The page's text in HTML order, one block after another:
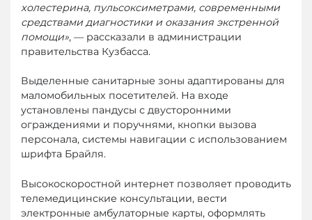
холестерина, пульсоксиметрами, современными
средствами диагностики и оказания экстренной
помощи», — рассказали в администрации
правительства Кузбасса.
Выделенные санитарные зоны адаптированы для
маломобильных посетителей. На входе
установлены пандусы с двусторонними
ограждениями и поручнями, кнопки вызова
персонала, системы навигации с использованием
шрифта Брайля.
Высокоскоростной интернет позволяет проводить
телемедицинские консультации, вести
электронные амбулаторные карты, оформлять